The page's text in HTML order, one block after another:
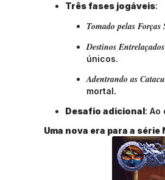
Três fases jogáveis:
Tomado pelas Forças
Destinos Entrelaçados
únicos.
Adentrando as
mortal.
Desafio adicional: Ao
Uma nova era para a série